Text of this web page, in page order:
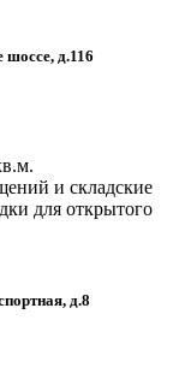
шоссе, д.116
и складские
для открытого
д.8